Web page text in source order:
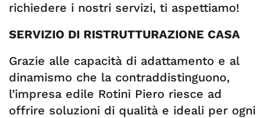
richiedere i nostri servizi, ti aspettiamo!
SERVIZIO DI RISTRUTTURAZIONE CASA
Grazie alle capacità di adattamento e al
dinamismo che la contraddistinguono,
l’impresa edile Rotini Piero riesce ad
offrire soluzioni di qualità e ideali per ogni